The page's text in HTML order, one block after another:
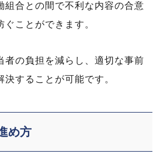
組合との間で不利な内容の合意
ことができます。
者の負担を減らし、適切な事前
することが可能です。
め方